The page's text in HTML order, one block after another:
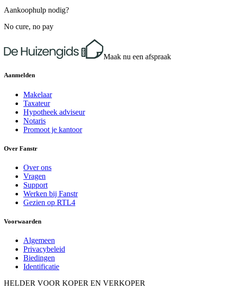
Aankoophulp nodig?
No cure, no pay
Maak nu een afspraak
Aanmelden
Makelaar
Taxateur
Hypotheek adviseur
Notaris
Promoot je kantoor
Over Fanstr
Over ons
Vragen
Support
Werken bij Fanstr
Gezien op RTL4
Voorwaarden
Algemeen
Privacybeleid
Biedingen
Identificatie
HELDER VOOR KOPER EN VERKOPER